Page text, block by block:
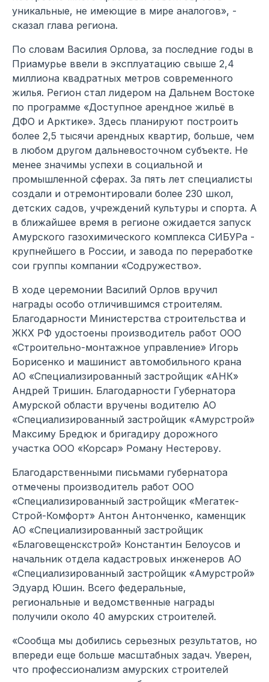
уникальные, не имеющие в мире аналогов», -
сказал глава региона.
По словам Василия Орлова, за последние годы в
Приамурье ввели в эксплуатацию свыше 2,4
миллиона квадратных метров современного
жилья. Регион стал лидером на Дальнем Востоке
по программе «Доступное арендное жильё в
ДФО и Арктике». Здесь планируют построить
более 2,5 тысячи арендных квартир, больше, чем
в любом другом дальневосточном субъекте. Не
менее значимы успехи в социальной и
промышленной сферах. За пять лет специалисты
создали и отремонтировали более 230 школ,
детских садов, учреждений культуры и спорта. А
в ближайшее время в регионе ожидается запуск
Амурского газохимического комплекса СИБУРа -
крупнейшего в России, и завода по переработке
сои группы компании «Содружество».
В ходе церемонии Василий Орлов вручил
награды особо отличившимся строителям.
Благодарности Министерства строительства и
ЖКХ РФ удостоены производитель работ ООО
«Строительно-монтажное управление» Игорь
Борисенко и машинист автомобильного крана
АО «Специализированный застройщик «АНК»
Андрей Тришин. Благодарности Губернатора
Амурской области вручены водителю АО
«Специализированный застройщик «Амурстрой»
Максиму Бредюк и бригадиру дорожного
участка ООО «Корсар» Роману Нестерову.
Благодарственными письмами губернатора
отмечены производитель работ ООО
«Специализированный застройщик «Мегатек-
Строй-Комфорт» Антон Антонченко, каменщик
АО «Специализированный застройщик
«Благовещенскстрой» Константин Белоусов и
начальник отдела кадастровых инженеров АО
«Специализированный застройщик «Амурстрой»
Эдуард Юшин. Всего федеральные,
региональные и ведомственные награды
получили около 40 амурских строителей.
«Сообща мы добились серьезных результатов, но
впереди еще больше масштабных задач. Уверен,
что профессионализм амурских строителей